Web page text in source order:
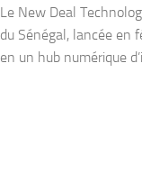
Le New Deal
du Sénégal, lancée en
en un hub numérique